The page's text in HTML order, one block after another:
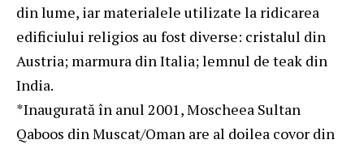
din lume, iar materialele utilizate la ridicarea
edificiului religios au fost diverse: cristalul din
Austria; marmura din Italia; lemnul de teak din
India.
*Inaugurată în anul 2001, Moscheea Sultan
Qaboos din Muscat/Oman are al doilea covor din